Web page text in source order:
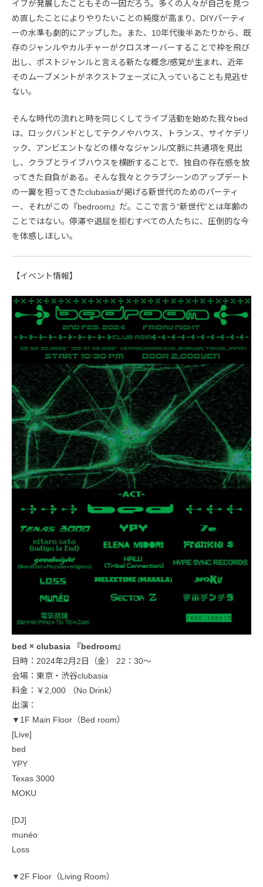
イブが発展したこともその一因だろう。多くの人々が自己を見つ
め直したことによりやりたいことの純度が高まり、DIYパーティ
ーの水準も劇的にアップした。また、10年代後半あたりから、既
存のジャンルやカルチャーがクロスオーバーすることで枠を飛び
出し、ポストジャンルと言える新たな概念/感覚が生まれ、近年
そのムーブメントがネクストフェーズに入っていることも見逃せ
ない。
そんな時代の流れと時を同じくしてライブ活動を始めた我々bed
は、ロックバンドとしてテクノやハウス、トランス、サイケデリ
ック、アンビエントなどの様々なジャンル/文脈に共通項を見出
し、クラブとライブハウスを横断することで、独自の存在感を放
ってきた自負がある。そんな我々とクラブシーンのアップデート
の一翼を担ってきたclubasiaが掲げる新世代のためのパーティ
ー、それがこの『bedroom』だ。ここで言う“新世代”とは年齢の
ことではない。停滞や退屈を拒むすべての人たちに、圧倒的な今
を体感しほしい。
【イベント情報】
bed × clubasia 『bedroom』
日時：2024年2月2日（金） 22：30〜
会場：東京・渋谷clubasia
料金：￥2,000 （No Drink）
出演：
▼1F Main Floor（Bed room）
[Live]
bed
YPY
Texas 3000
MOKU
[DJ]
munéo
Loss
▼2F Floor（Living Room）